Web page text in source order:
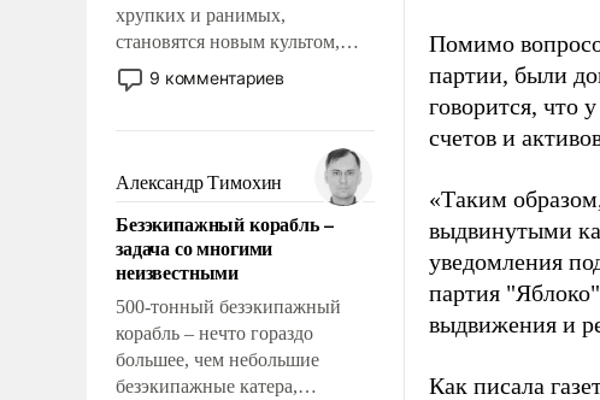
хрупких и ранимых,
становятся новым культом,
постепенно вытесняя и
отменяя традиционное
мужественным и твердым под
ударами судьбы, брать на себя
ответственность, помогать
слабым, идти вперед и
адаптироваться.
9 комментариев
Александр Тимохин
Безэкипажный корабль –
задача со многими
неизвестными
500-тонный безэкипажный
корабль – нечто гораздо
большее, чем небольшие
безэкипажные катера,
Помимо
партии, были
говорится, что
счетов и
«Таким
выдвинутыми
уведомления
партия
выдвижения и
Как писала